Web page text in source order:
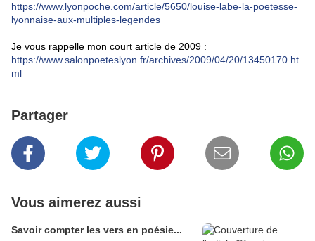
https://www.lyonpoche.com/article/5650/louise-labe-la-poetesse-
lyonnaise-aux-multiples-legendes
Je vous rappelle mon court article de 2009 :
https://www.salonpoeteslyon.fr/archives/2009/04/20/13450170.ht
ml
Partager
Vous aimerez aussi
Savoir compter les vers en poésie...